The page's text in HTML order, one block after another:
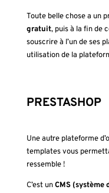
Toute belle chose a un
gratuit, puis à la fin de
souscrire à l’un de ses
utilisation de la
PRESTASHOP
Une autre plateforme
templates vous
ressemble !
C’est unCMS (système